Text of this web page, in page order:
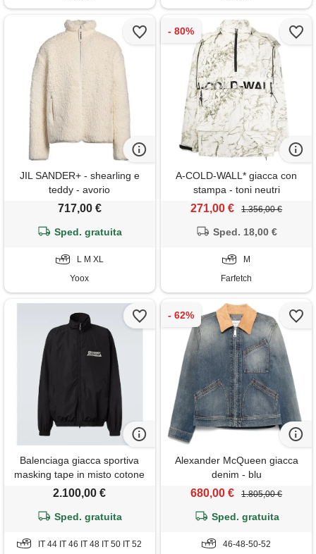
JIL SANDER+ - shearling e
teddy - avorio
717,00 €
Sped. gratuita
L M XL
Yoox
A-COLD-WALL* giacca con
stampa - toni neutri
271,00 € 1.356,00 €
Sped. 18,00 €
M
Farfetch
Balenciaga giacca sportiva
masking tape in misto cotone
2.100,00 €
Sped. gratuita
IT 44 IT 46 IT 48 IT 50 IT 52
Alexander McQueen giacca
denim - blu
680,00 € 1.805,00 €
Sped. gratuita
46-48-50-52